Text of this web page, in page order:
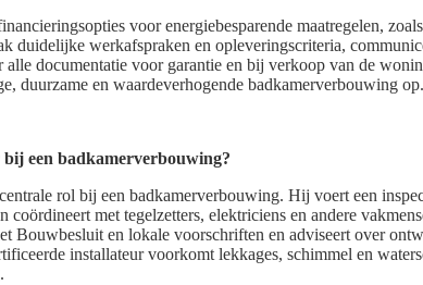
voor energiebesparende maatregelen,
duidelijke werkafspraken en opleveringscriteria,
alle documentatie voor garantie en bij verkoop van de
duurzame en waardeverhogende badkamerverbouwing op.
bij een badkamerverbouwing?
rol bij een badkamerverbouwing. Hij voert een
coördineert met tegelzetters, elektriciens en andere
Bouwbesluit en lokale voorschriften en adviseert over
installateur voorkomt lekkages, schimmel en